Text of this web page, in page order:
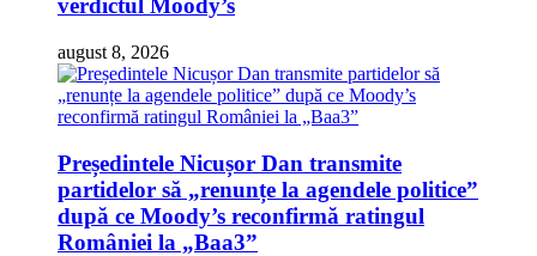
verdictul Moody’s
august 8, 2026
Președintele Nicușor Dan transmite
partidelor să „renunțe la agendele politice”
după ce Moody’s reconfirmă ratingul
României la „Baa3”